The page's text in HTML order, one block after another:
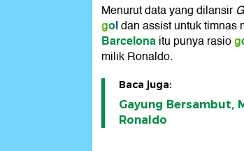
Menurut data yang dilansir
goldan assist untuk timnas
Barcelonaitu punya rasio
milik Ronaldo.
Baca juga:
Gayung Bersambut,
Ronaldo